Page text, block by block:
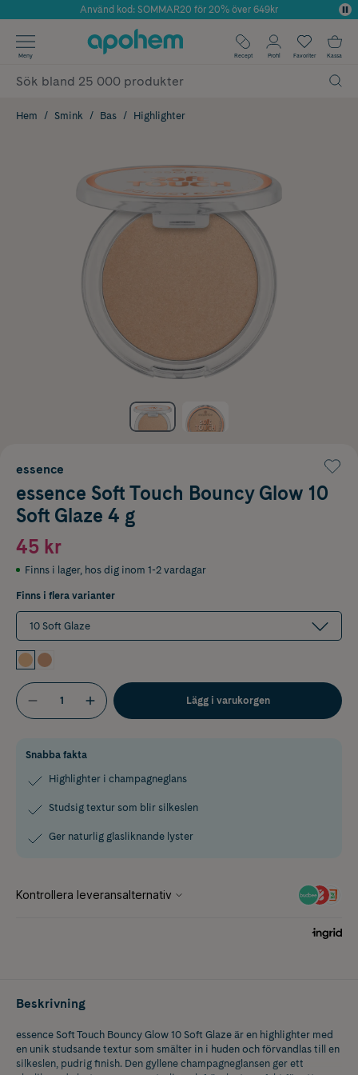
Årets Butik 2025 inom Skönhet
Använd kod: SOMMAR20 för 20% över 649kr
✓ Fri frakt
✓ Poäng på alla köp*
Meny Recept Profil Favoriter Kassa
Hem Smink Bas Highlighter
essence
essence Soft Touch Bouncy Glow 10
Soft Glaze 4 g
45 kr
Finns i lager, hos dig inom 1-2 vardagar
Finns i flera varianter
10 Soft Glaze
Lägg i varukorgen
Snabba fakta
Highlighter i champagneglans
Studsig textur som blir silkeslen
Ger naturlig glasliknande lyster
Beskrivning
essence Soft Touch Bouncy Glow 10 Soft Glaze är en highlighter med
en unik studsande textur som smälter in i huden och förvandlas till en
silkeslen, pudrig finish. Den gyllene champagneglansen ger ett